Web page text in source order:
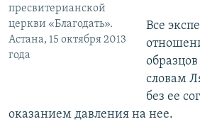
пресвитерианской
церкви «Благодать».
Астана, 15 октября 2013
года
Все
словам
без ее
оказанием давления на нее.